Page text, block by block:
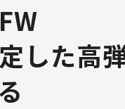
した高